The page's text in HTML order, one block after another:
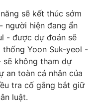
sẽ kết thúc sớm
- người hiện đang ẩn
- được dự đoán sẽ
thống Yoon Suk-yeol -
không tham dự
an toàn cá nhân của
tra cố gắng bắt giữ
luật.